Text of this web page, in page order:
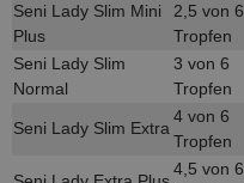
Seni Lady Slim Mini
Plus
2,5 von 6
Tropfen
Seni Lady Slim
Normal
3 von 6
Tropfen
Seni Lady Slim Extra
4 von 6
Tropfen
4,5 von 6